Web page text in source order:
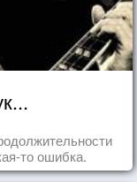
то ошибка.